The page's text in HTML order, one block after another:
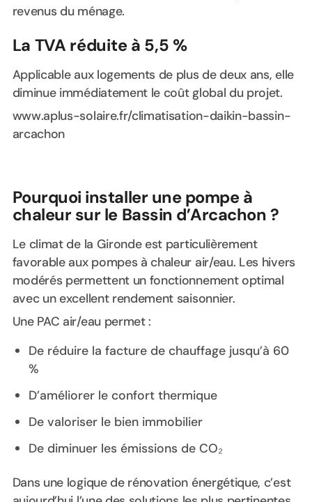
revenus du ménage.
La TVA réduite à 5,5 %
Applicable aux logements de plus de deux ans, elle
diminue immédiatement le coût global du projet.
www.aplus-solaire.fr/climatisation-daikin-bassin-
arcachon
Pourquoi installer une pompe à
chaleur sur le Bassin d’Arcachon ?
Le climat de la Gironde est particulièrement
favorable aux pompes à chaleur air/eau. Les hivers
modérés permettent un fonctionnement optimal
avec un excellent rendement saisonnier.
Une PAC air/eau permet :
De réduire la facture de chauffage jusqu’à 60
%
D’améliorer le confort thermique
De valoriser le bien immobilier
De diminuer les émissions de CO₂
Dans une logique de rénovation énergétique, c’est